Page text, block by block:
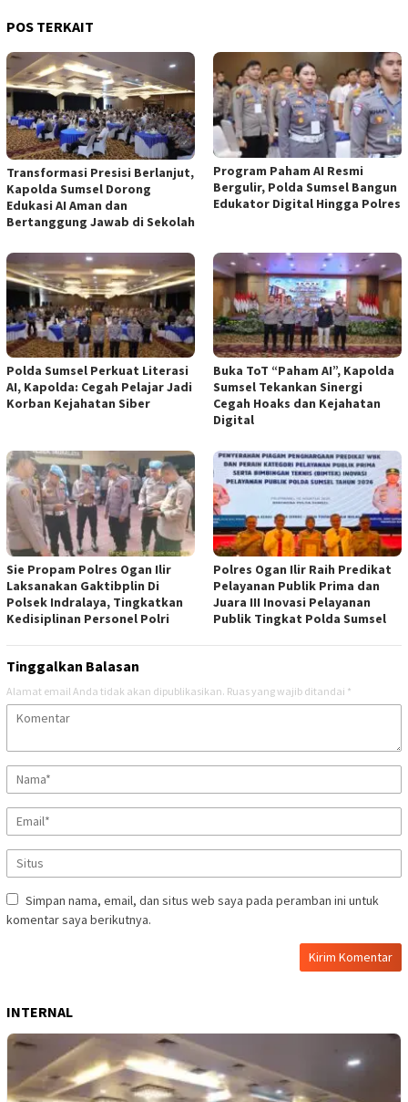
POS TERKAIT
Transformasi Presisi Berlanjut,
Kapolda Sumsel Dorong
Edukasi AI Aman dan
Bertanggung Jawab di Sekolah
Program Paham AI Resmi
Bergulir, Polda Sumsel Bangun
Edukator Digital Hingga Polres
Polda Sumsel Perkuat Literasi
AI, Kapolda: Cegah Pelajar Jadi
Korban Kejahatan Siber
Buka ToT “Paham AI”, Kapolda
Sumsel Tekankan Sinergi
Cegah Hoaks dan Kejahatan
Digital
Sie Propam Polres Ogan Ilir
Laksanakan Gaktibplin Di
Polsek Indralaya, Tingkatkan
Kedisiplinan Personel Polri
Polres Ogan Ilir Raih Predikat
Pelayanan Publik Prima dan
Juara III Inovasi Pelayanan
Publik Tingkat Polda Sumsel
Tinggalkan Balasan
Alamat email Anda tidak akan dipublikasikan. Ruas yang wajib ditandai *
Simpan nama, email, dan situs web saya pada peramban ini untuk
komentar saya berikutnya.
INTERNAL